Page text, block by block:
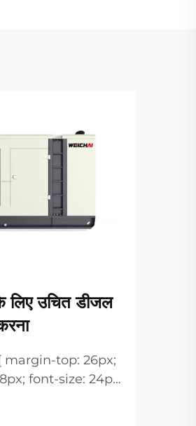
उचित डीजल
top: 26px;
font-size: 24px
content h3 {